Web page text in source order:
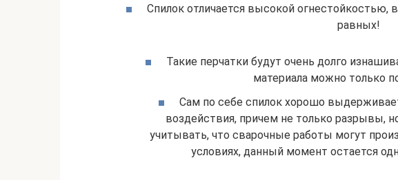
Спилок отличается высокой огнестойкостью,
равных!
Такие перчатки будут очень долго
материала можно только
Сам по себе спилок хорошо
воздействия, причем не только разрывы,
учитывать, что сварочные работы могут
условиях, данный момент остается